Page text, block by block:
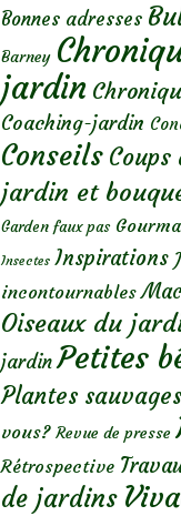
Bonnes adresses
Barney
jardin
Coaching-jardin
Conseils
jardin et
Garden faux pas
Insectes Inspirations
incontournables
Oiseaux du
jardin Petites
Plantes sauvages
vous? Revue de presse
Rétrospective
de jardins